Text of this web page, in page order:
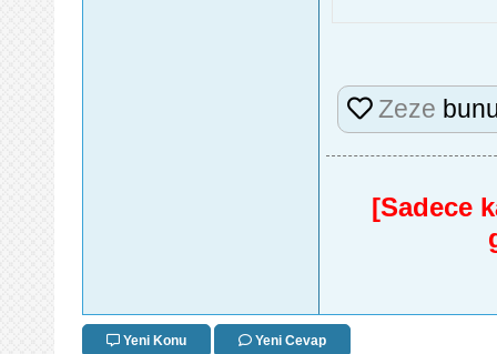
Zeze
[Sadece
Yeni Konu Yeni Cevap